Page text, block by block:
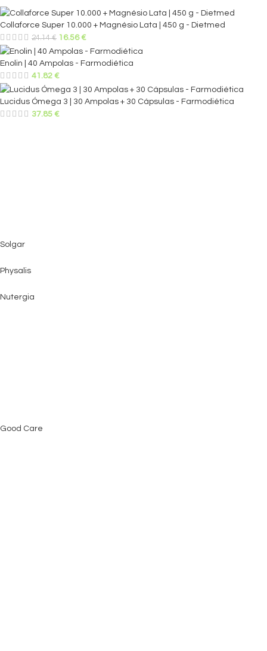
Collaforce Super 10.000 + Magnésio Lata | 450 g - Dietmed
24.14€ 16.56€
Enolin | 40 Ampolas - Farmodiética
41.82 €
Lucidus Ómega 3 | 30 Ampolas + 30 Cápsulas - Farmodiética
37.85 €
Solgar
Physalis
Nutergia
Good Care